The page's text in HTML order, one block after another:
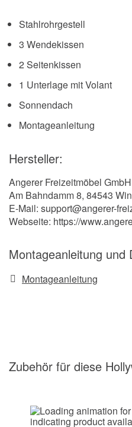
Stahlrohrgestell
3 Wendekissen
2 Seitenkissen
1 Unterlage mit Volant
Sonnendach
Montageanleitung
Hersteller:
Angerer Freizeitmöbel GmbH
Am Bahndamm 8, 84543
E-Mail: support@angerer-
Webseite: https://
Montageanleitung und
Montageanleitung
Zubehör für diese